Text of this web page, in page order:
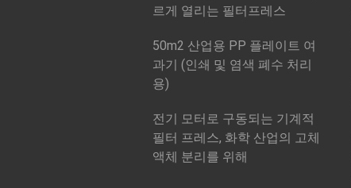
르게 열리는 필터프레스
50m2 산업용 PP 플레이트 여
과기 (인쇄 및 염색 폐수 처리
용)
전기 모터로 구동되는 기계적
필터 프레스, 화학 산업의 고체
액체 분리를 위해